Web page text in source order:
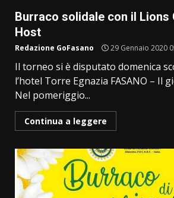
Burraco solidale con il Lions
Host
Redazione GoFasano 29 Gennaio 2020
Il torneo si è disputato domenica
l’hotel Torre Egnazia FASANO – Il
Nel pomeriggio...
Continua a leggere